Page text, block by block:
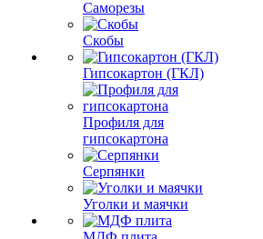
Саморезы
Скобы
Гипсокартон (ГКЛ)
Профиля для
гипсокартона
Серпянки
Уголки и маячки